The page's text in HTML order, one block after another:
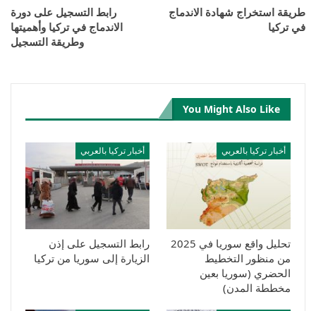
طريقة استخراج شهادة الاندماج
في تركيا
رابط التسجيل على دورة
الاندماج في تركيا وأهميتها
وطريقة التسجيل
You Might Also Like
أخبار تركيا بالعربي
تحليل واقع سوريا في 2025
من منظور التخطيط
الحضري (سوريا بعين
مخططة المدن)
أخبار تركيا بالعربي
رابط التسجيل على إذن
الزيارة إلى سوريا من تركيا